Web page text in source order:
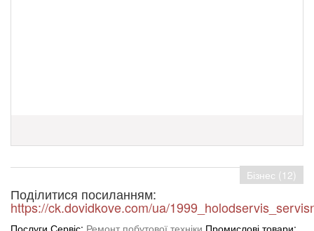
Бізнес (12)
Поділитися посиланням:
https://ck.dovidkove.com/ua/
Послуги Сервіс: Ремонт побутової техніки Промислові товари: